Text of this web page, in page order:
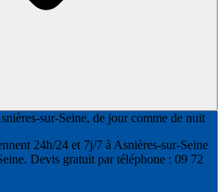
sur-Seine, de jour comme de nuit
24h/24 et 7j/7 à Asnières-sur-Seine
Devis gratuit par téléphone : 09 72